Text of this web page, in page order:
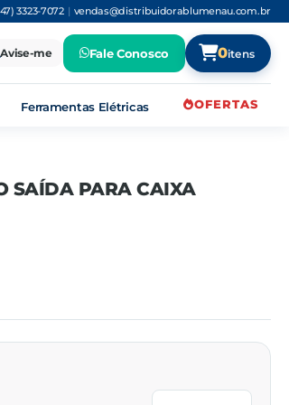
3323-7072 | vendas@distribuidorablumenau.com.br
Avise-me Fale Conosco 0itens
Ferramentas Elétricas OFERTAS
SAÍDA PARA CAIXA